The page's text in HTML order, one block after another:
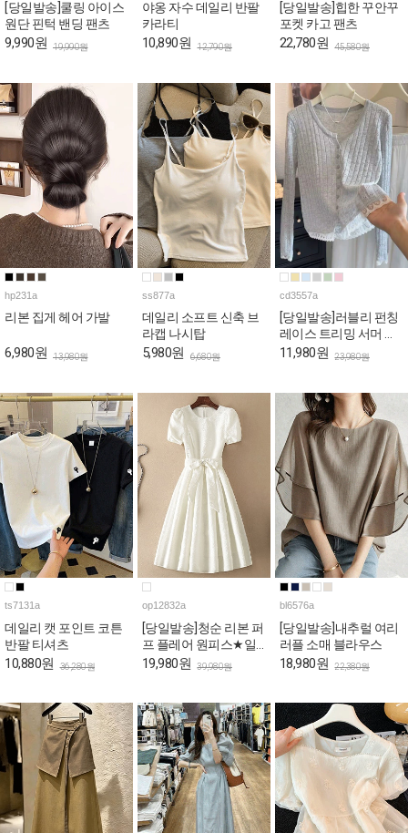
[당일발송]쿨링 아이스
원단 핀턱 밴딩 팬츠
9,990원 19,990원
야옹 자수 데일리 반팔
카라티
10,890원 12,790원
[당일발송]힙한 꾸안꾸
포켓 카고 팬츠
22,780원 45,580원
hp231a
리본 집게 헤어 가발
6,980원 13,980원
ss877a
데일리 소프트 신축 브
라캡 나시탑
5,980원 6,680원
cd3557a
[당일발송]러블리 펀칭
레이스 트리밍 서머 가
디건
11,980원 23,980원
ts7131a
데일리 캣 포인트 코튼
반팔 티셔츠
10,880원 36,280원
op12832a
[당일발송]청순 리본 퍼
프 플레어 원피스★일
요특가 자정마감
19,980원 39,980원
bl6576a
[당일발송]내추럴 여리
러플 소매 블라우스
18,980원 22,380원